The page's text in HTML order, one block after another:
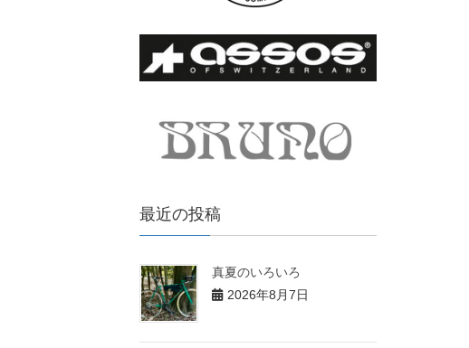
最近の投稿
真夏のいろいろ
2026年8月7日